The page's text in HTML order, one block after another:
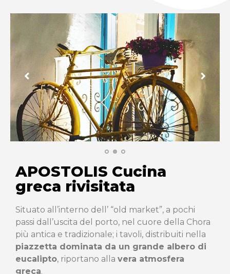
APOSTOLIS Cucina
greca rivisitata
Situato all’interno dell’ “old market”, a pochi
passi dall’uscita del porto, nel cuore della Chora
più antica e tradizionale; i tavoli, distribuiti nella
piazzetta dominata da un grande albero di
eucalipto, riportano alla vera atmosfera
greca.